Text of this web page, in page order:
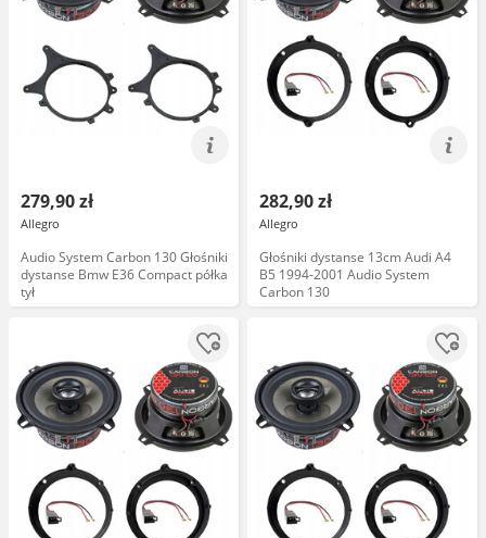
279,90 zł
Allegro
Audio System Carbon 130 Głośniki
dystanse Bmw E36 Compact półka
tył
282,90 zł
Allegro
Głośniki dystanse 13cm Audi A4
B5 1994-2001 Audio System
Carbon 130